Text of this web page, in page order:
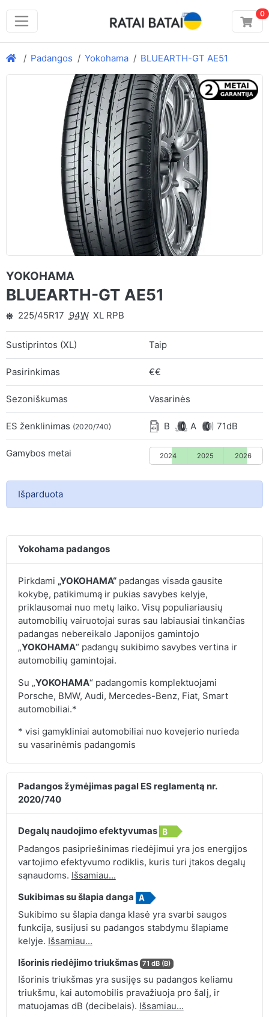
0
Padangos Yokohama BLUEARTH-GT AE51
YOKOHAMA
BLUEARTH-GT AE51
225/45R17 94W XL RPB
Sustiprintos (XL) Taip
Pasirinkimas €€
Sezoniškumas Vasarinės
ES ženklinimas (2020/740) B A 71dB
Gamybos metai 2024 2025 2026
Išparduota
Yokohama padangos
Pirkdami „YOKOHAMA“padangas visada gausite
kokybę, patikimumą ir pukias savybes kelyje,
priklausomai nuo metų laiko. Visų populiariausių
automobilių vairuotojai suras sau labiausiai tinkančias
padangas nebereikalo Japonijos gamintojo
„YOKOHAMA“ padangų sukibimo savybes vertina ir
automobilių gamintojai.
Su „YOKOHAMA“ padangomis komplektuojami
Porsche, BMW, Audi, Mercedes-Benz, Fiat, Smart
automobiliai.*
* visi gamykliniai automobiliai nuo kovejerio nurieda
su vasarinėmis padangomis
Padangos žymėjimas pagal ES reglamentą nr.
2020/740
Degalų naudojimo efektyvumas
Padangos pasipriešinimas riedėjimui yra jos energijos
vartojimo efektyvumo rodiklis, kuris turi įtakos degalų
sąnaudoms. Išsamiau...
Sukibimas su šlapia danga
Sukibimo su šlapia danga klasė yra svarbi saugos
funkcija, susijusi su padangos stabdymu šlapiame
kelyje. Išsamiau...
Išorinis riedėjimo triukšmas 71 dB (B)
Išorinis triukšmas yra susijęs su padangos keliamu
triukšmu, kai automobilis pravažiuoja pro šalį, ir
matuojamas dB (decibelais). Išsamiau...